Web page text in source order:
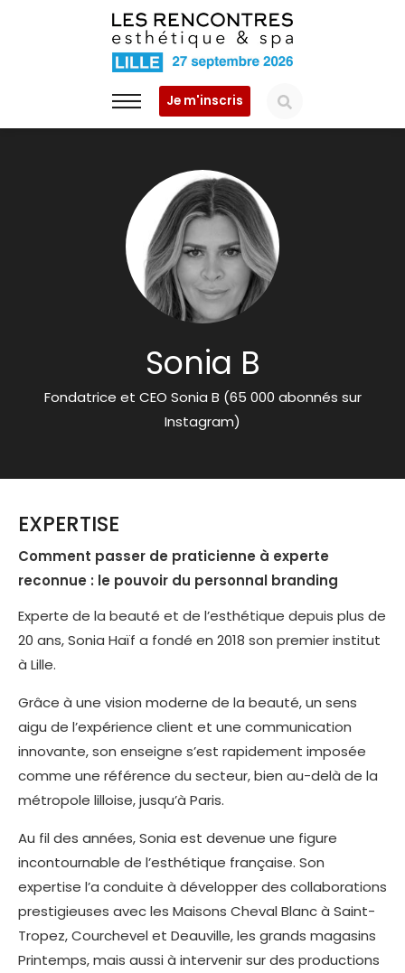
Je m'inscris
Sonia B
Fondatrice et CEO Sonia B (65 000 abonnés sur
Instagram)
EXPERTISE
Comment passer de praticienne à experte
reconnue : le pouvoir du personnal branding
Experte de la beauté et de l’esthétique depuis plus de
20 ans, Sonia Haïf a fondé en 2018 son premier institut
à Lille.
Grâce à une vision moderne de la beauté, un sens
aigu de l’expérience client et une communication
innovante, son enseigne s’est rapidement imposée
comme une référence du secteur, bien au-delà de la
métropole lilloise, jusqu’à Paris.
Au fil des années, Sonia est devenue une figure
incontournable de l’esthétique française. Son
expertise l’a conduite à développer des collaborations
prestigieuses avec les Maisons Cheval Blanc à Saint-
Tropez, Courchevel et Deauville, les grands magasins
Printemps, mais aussi à intervenir sur des productions